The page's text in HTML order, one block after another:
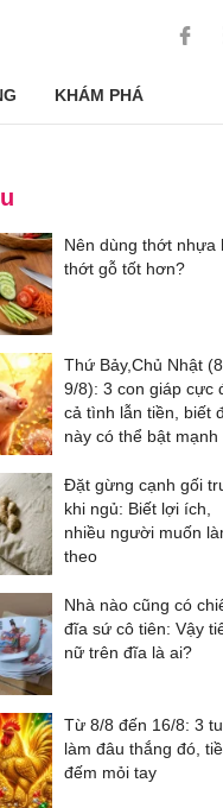
KHÁM PHÁ
Nên dùng thớt nhựa
thớt gỗ tốt hơn?
Thứ Bảy,Chủ Nhật
9/8): 3 con giáp cực
cả tình lẫn tiền, biết
này có thể bật mạnh
Đặt gừng cạnh gối
khi ngủ: Biết lợi ích,
nhiều người muốn
theo
Nhà nào cũng có
đĩa sứ cô tiên: Vậy
nữ trên đĩa là ai?
Từ 8/8 đến 16/8: 3
làm đâu thắng đó,
đếm mỏi tay